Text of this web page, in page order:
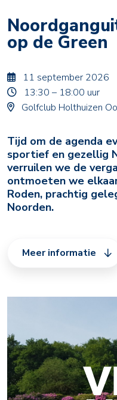
op de Green
11 september 2026
13:30 – 18:00 uur
Golfclub Holthuizen
Tijd om de agenda
sportief en gezellig
verruilen we de
ontmoeten we
Roden, prachtig
Noorden.
Meer informatie